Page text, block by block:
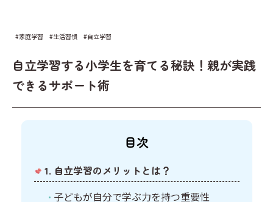
習慣
計画表
イベント
クリスマス
国語
算数
社会
#家庭学習 #生活習慣 #自立学習
自立学習する小学生を育てる秘訣！親が実践
できるサポート術
目次
1. 自立学習のメリットとは？
子どもが自分で学ぶ力を持つ重要性